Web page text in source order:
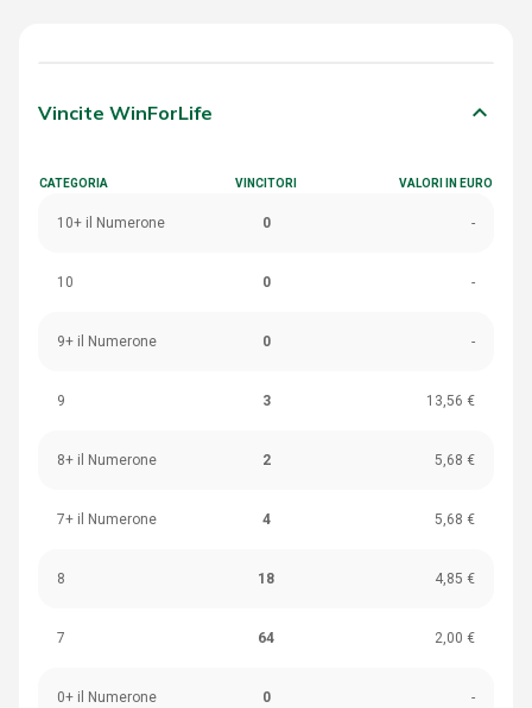
Vincite WinForLife keyboard_arrow_down
CATEGORIA VINCITORI VALORI IN EURO
10+ il Numerone 0 -
10 0 -
9+ il Numerone 0 -
9 3 13,56 €
8+ il Numerone 2 5,68 €
7+ il Numerone 4 5,68 €
8 18 4,85 €
7 64 2,00 €
0+ il Numerone 0 -